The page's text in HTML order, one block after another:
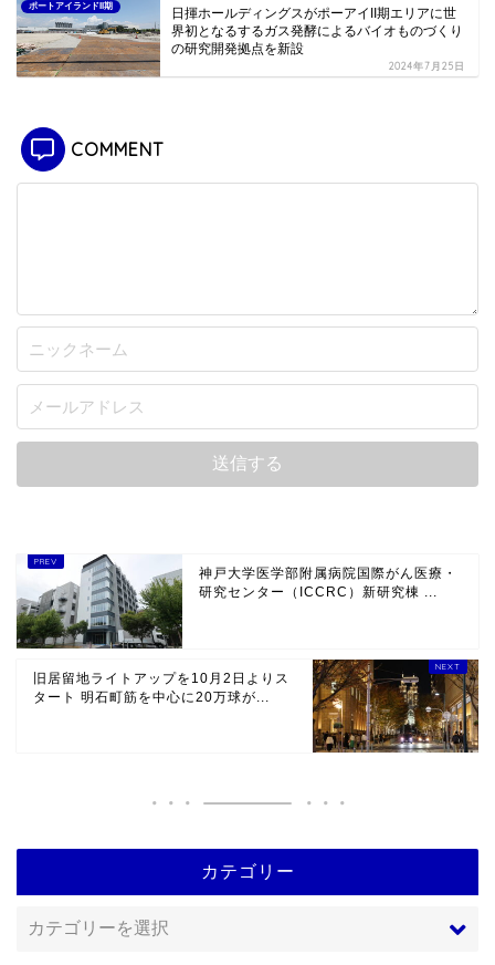
ポートアイランドII期
日揮ホールディングスがポーアイII期エリアに世
界初となるするガス発酵によるバイオものづくり
の研究開発拠点を新設
2024年7月25日
COMMENT
神戸大学医学部附属病院国際がん医療・
研究センター（ICCRC）新研究棟 ...
旧居留地ライトアップを10月2日よりス
タート 明石町筋を中心に20万球が...
カテゴリー